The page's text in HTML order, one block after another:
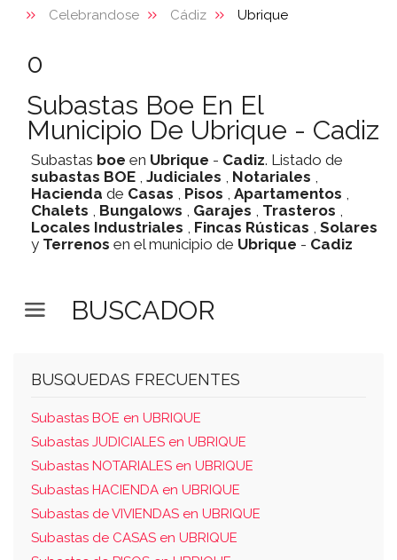
Celebrandose
Cádiz Ubrique
0
Subastas Boe En El
Municipio De Ubrique - Cadiz
Subastas boe en Ubrique - Cadiz. Listado de
subastas BOE , Judiciales , Notariales ,
Hacienda de Casas , Pisos , Apartamentos ,
Chalets , Bungalows , Garajes , Trasteros ,
Locales Industriales , Fincas Rústicas , Solares
y Terrenos en el municipio de Ubrique - Cadiz
BUSCADOR
BUSQUEDAS FRECUENTES
Subastas BOE en UBRIQUE
Subastas JUDICIALES en UBRIQUE
Subastas NOTARIALES en UBRIQUE
Subastas HACIENDA en UBRIQUE
Subastas de VIVIENDAS en UBRIQUE
Subastas de CASAS en UBRIQUE